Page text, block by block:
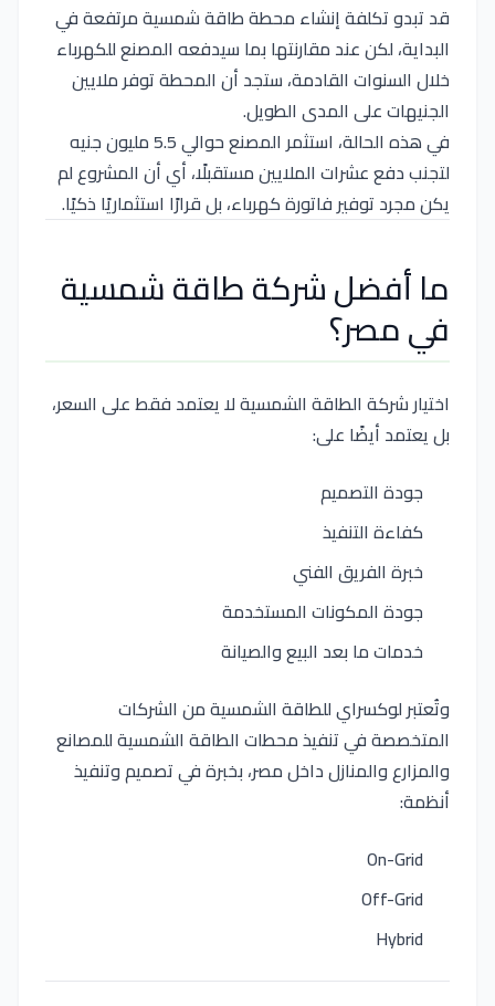
قد تبدو تكلفة إنشاء محطة طاقة شمسية مرتفعة في
البداية، لكن عند مقارنتها بما سيدفعه المصنع للكهرباء
خلال السنوات القادمة، ستجد أن المحطة توفر ملايين
الجنيهات على المدى الطويل.
في هذه الحالة، استثمر المصنع حوالي 5.5 مليون جنيه
لتجنب دفع عشرات الملايين مستقبلًا، أي أن المشروع لم
يكن مجرد توفير فاتورة كهرباء، بل قرارًا استثماريًا ذكيًا.
ما أفضل شركة طاقة شمسية
في مصر؟
اختيار شركة الطاقة الشمسية لا يعتمد فقط على السعر،
بل يعتمد أيضًا على:
جودة التصميم
كفاءة التنفيذ
خبرة الفريق الفني
جودة المكونات المستخدمة
خدمات ما بعد البيع والصيانة
وتُعتبرلوكسراي للطاقة الشمسيةمن الشركات
المتخصصة في تنفيذ محطات الطاقة الشمسية للمصانع
والمزارع والمنازل داخل مصر، بخبرة في تصميم وتنفيذ
أنظمة:
On-Grid
Off-Grid
Hybrid